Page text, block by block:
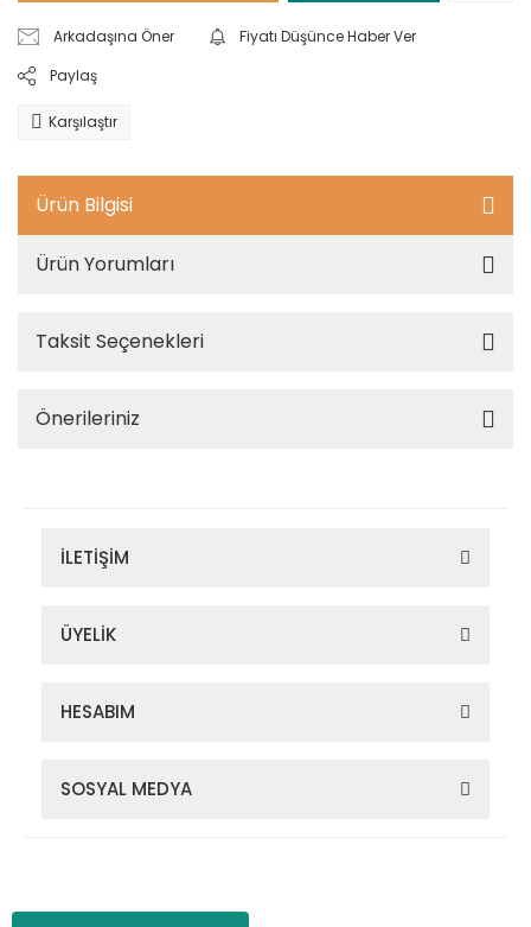
Arkadaşına Öner
Fiyatı Düşünce Haber Ver
Paylaş
Karşılaştır
Ürün Bilgisi
Ürün Yorumları
Taksit Seçenekleri
Önerileriniz
İLETİŞİM
ÜYELİK
HESABIM
SOSYAL MEDYA